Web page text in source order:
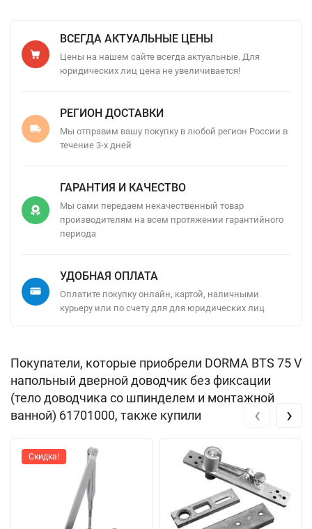
ВСЕГДА АКТУАЛЬНЫЕ ЦЕНЫ
Цены на нашем сайте всегда актуальные. Для
юридических лиц цена не увеличивается!
РЕГИОН ДОСТАВКИ
Мы отправим вашу покупку в любой регион России в
течение 3-х дней
ГАРАНТИЯ И КАЧЕСТВО
Мы сами передаем некачественный товар
производителям на всем протяжении гарантийного
периода
УДОБНАЯ ОПЛАТА
Оплатите покупку онлайн, картой, наличными
курьеру или по счету для для юридических лиц
Покупатели, которые приобрели DORMA BTS 75 V
напольный дверной доводчик без фиксации
(тело доводчика со шпинделем и монтажной
ванной) 61701000, также купили
Скидка!
‹ ›